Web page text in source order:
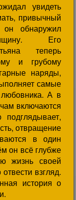
увидеть
привычный
обнаружил
Его
теперь
и грубому
наряды,
самые
любовника. А в
включаются
отвращение
в один
он всё глубже
жизнь своей
взгляд.
история о